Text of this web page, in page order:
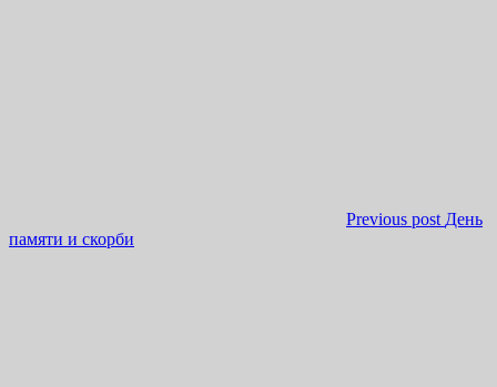
Previous post День
памяти и скорби